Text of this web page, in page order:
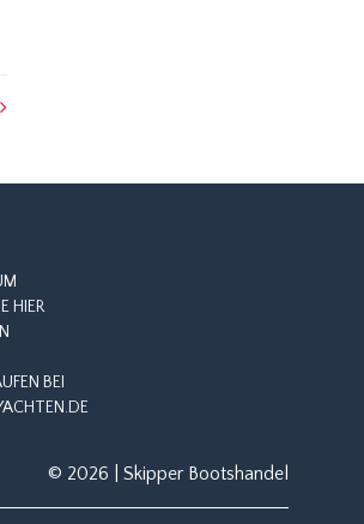
HIER
BEI
© 2026 | Skipper Bootshandel